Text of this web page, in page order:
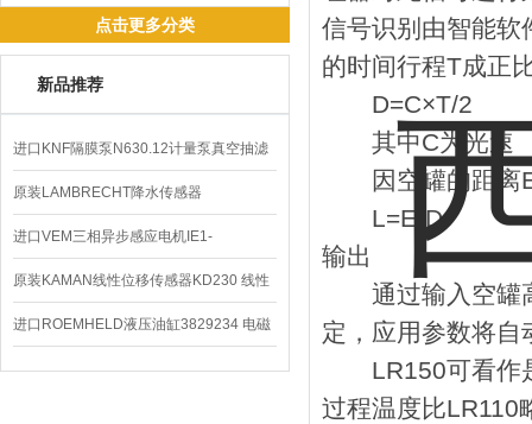
点击更多分类
新品推荐
进口KNF隔膜泵N630.12计量泵真空抽滤
泵价格
原装LAMBRECHT降水传感器
00.14575.20气象仪
进口VEM三相异步感应电机IE1-
K21R80G4马达
原装KAMAN线性位移传感器KD230 线性
编码器
进口ROEMHELD液压油缸3829234 电磁
阀定位器
信号识别由智能软
的时间行程T成正
D=C×T/2
其中C为光速
因空罐的距离E
L=E-D
输出
通过输入空罐高
定，应用参数将
LR150可看作是
过程温度比LR110